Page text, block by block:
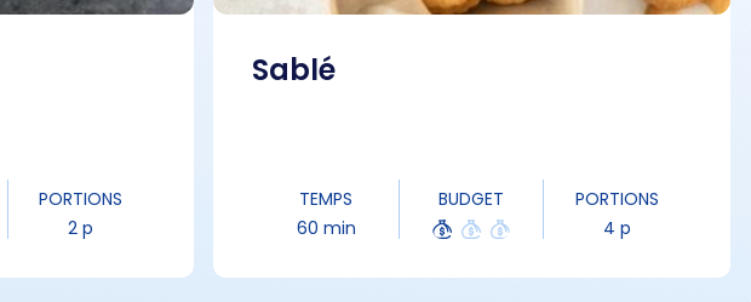
PORTIONS
2 p
Sablé
TEMPS
60 min
BUDGET
PORTIONS
4 p